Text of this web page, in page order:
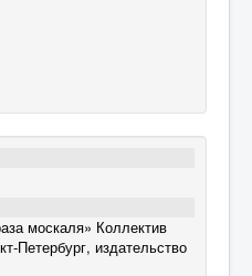
москаля» Коллектив
Петербург, издательство